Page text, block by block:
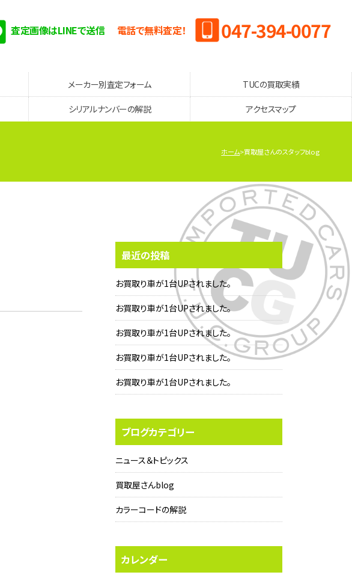
電話で無料査定！ 047-394-0077
査定画像はLINEで送信
メーカー別査定フォーム TUCの買取実績
シリアルナンバーの解説 アクセスマップ
ホーム 買取屋さんのスタッフblog
最近の投稿
お買取り車が1台UPされました。
お買取り車が1台UPされました。
お買取り車が1台UPされました。
お買取り車が1台UPされました。
お買取り車が1台UPされました。
ブログカテゴリー
ニュース＆トピックス
買取屋さんblog
カラーコードの解説
カレンダー